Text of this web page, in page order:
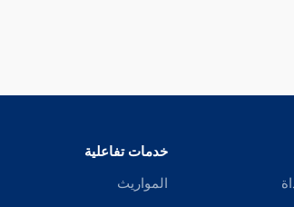
خدمات تفاعلية
المواريث